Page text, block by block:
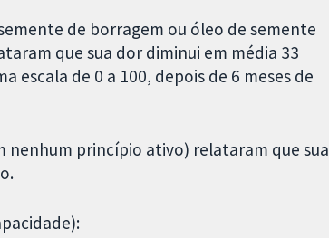
de borragem ou óleo de semente
que sua dor diminui em média 33
escala de 0 a 100, depois de 6 meses de
nenhum princípio ativo) relataram que sua